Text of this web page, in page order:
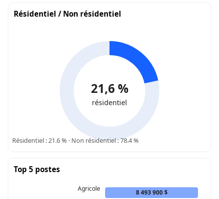
Résidentiel / Non résidentiel
21,6 %
résidentiel
Résidentiel : 21.6 % · Non résidentiel : 78.4 %
Top 5 postes
Agricole 8 493 900 $